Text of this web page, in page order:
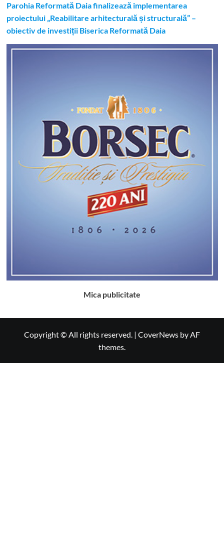
Parohia Reformată Daia finalizează implementarea
proiectului „Reabilitare arhitecturală și structurală” –
obiectiv de investiții Biserica Reformată Daia
Mica publicitate
Copyright © All rights reserved. | CoverNews by AF
themes.